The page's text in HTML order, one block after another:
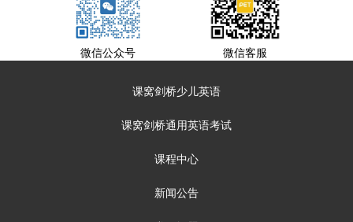
微信公众号 微信客服
课窝剑桥少儿英语
课窝剑桥通用英语考试
课程中心
新闻公告